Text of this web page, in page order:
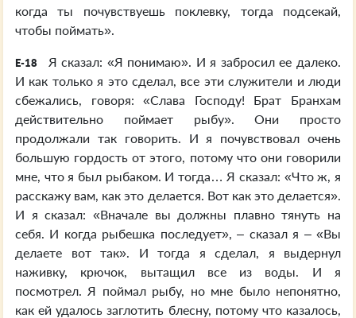
когда ты почувствуешь поклевку, тогда подсекай,
чтобы поймать».
E-18
Я сказал: «Я понимаю». И я забросил ее далеко.
И как только я это сделал, все эти служители и люди
сбежались, говоря: «Слава Господу! Брат Бранхам
действительно поймает рыбу». Они просто
продолжали так говорить. И я почувствовал очень
большую гордость от этого, потому что они говорили
мне, что я был рыбаком. И тогда… Я сказал: «Что ж, я
расскажу вам, как это делается. Вот как это делается».
И я сказал: «Вначале вы должны плавно тянуть на
себя. И когда рыбешка последует», – сказал я – «Вы
делаете вот так». И тогда я сделал, я выдернул
наживку, крючок, вытащил все из воды. И я
посмотрел. Я поймал рыбу, но мне было непонятно,
как ей удалось заглотить блесну, потому что казалось,